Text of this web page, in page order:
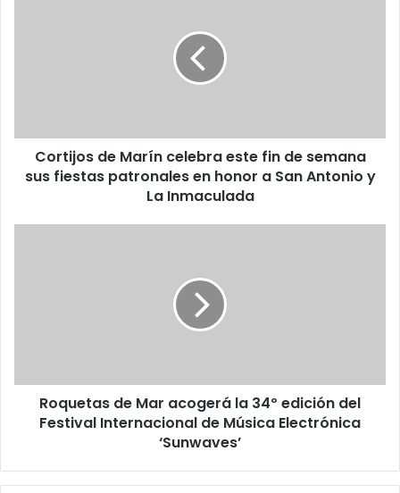
Cortijos de Marín celebra este fin de semana
sus fiestas patronales en honor a San Antonio y
La Inmaculada
Roquetas de Mar acogerá la 34º edición del
Festival Internacional de Música Electrónica
‘Sunwaves’